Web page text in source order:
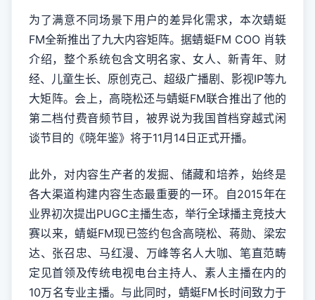
为了满意不同场景下用户的差异化需求，本次蜻蜓
FM全新推出了九大内容矩阵。据蜻蜓FM COO 肖轶
介绍，整个系统包含文明名家、女人、新青年、财
经、儿童生长、原创克己、超级广播剧、影视IP等九
大矩阵。会上，高晓松还与蜻蜓FM联合推出了他的
第二档付费音频节目，被界说为我国首档穿越式闲
谈节目的《晓年鉴》将于11月14日正式开播。
此外，对内容生产者的发掘、储藏和培养，始终是
各大渠道构建内容生态最重要的一环。自2015年在
业界初次提出PUGC主播生态，举行全球播主竞技大
赛以来，蜻蜓FM现已签约包含高晓松、蒋勋、梁宏
达、张召忠、马红漫、万峰等名人大咖、笔直范畴
定见首领及传统电视电台主持人、素人主播在内的
10万名专业主播。与此同时，蜻蜓FM长时间致力于